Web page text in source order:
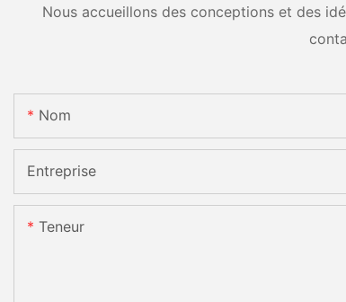
Nous accueillons des conceptions et des
Nom
Entreprise
Teneur